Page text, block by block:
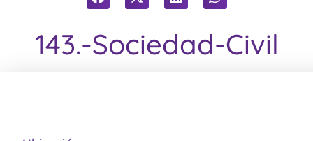
143.-Sociedad-Civil